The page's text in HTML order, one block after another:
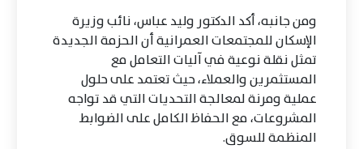
ومن جانبه، أكد الدكتور وليد عباس، نائب وزيرة
الإسكان للمجتمعات العمرانية أن الحزمة الجديدة
تمثل نقلة نوعية في آليات التعامل مع
المستثمرين والعملاء، حيث تعتمد على حلول
عملية ومرنة لمعالجة التحديات التي قد تواجه
المشروعات، مع الحفاظ الكامل على الضوابط
المنظمة للسوق.